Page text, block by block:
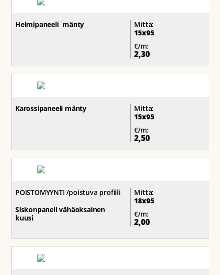
Helmipaneeli mänty
Mitta:
15x95
€/m:
2,30
Karossipaneeli mänty
Mitta:
15x95
€/m:
2,50
POISTOMYYNTI /poistuva profiili
Siskonpaneli vähäoksainen
kuusi
Mitta:
18x95
€/m:
2,00